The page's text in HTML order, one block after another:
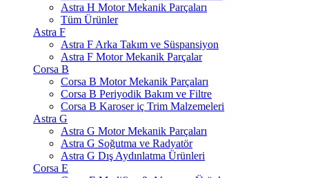
Astra H Motor Mekanik Parçaları
Tüm Ürünler
Astra F
Astra F Arka Takım ve Süspansiyon
Astra F Motor Mekanik Parçalar
Corsa B
Corsa B Motor Mekanik Parçaları
Corsa B Periyodik Bakım ve Filtre
Corsa B Karoser iç Trim Malzemeleri
Astra G
Astra G Motor Mekanik Parçaları
Astra G Soğutma ve Radyatör
Astra G Dış Aydınlatma Ürünleri
Corsa E